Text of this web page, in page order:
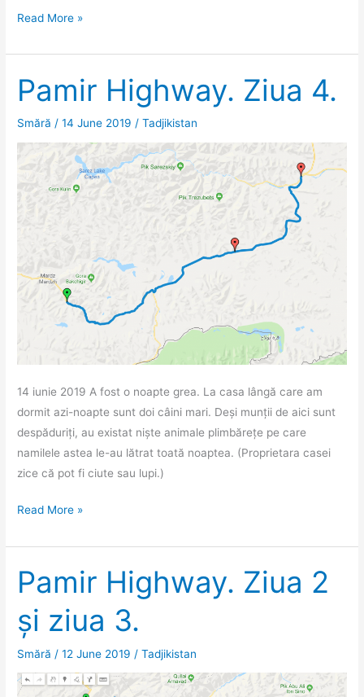
Pamir
Ziua
5
(și
ultima).
Read More »
Pamir Highway. Ziua 4.
Smără /14 June 2019 /Tadjikistan
14 iunie 2019 A fost o noapte grea. La casa lângă care am
dormit azi-noapte sunt doi câini mari. Deși munții de aici sunt
despăduriți, au existat niște animale plimbărețe pe care
namilele astea le-au lătrat toată noaptea. (Proprietara casei
zice că pot fi ciute sau lupi.)
Pamir
Ziua
4.
Read More »
Pamir Highway. Ziua 2
și ziua 3.
Smără /12 June 2019 /Tadjikistan